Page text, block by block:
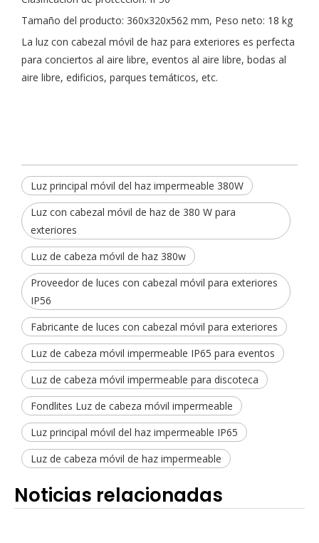
Tamaño del producto: 360x320x562 mm, Peso neto: 18 kg
La luz con cabezal móvil de haz para exteriores es perfecta
para conciertos al aire libre, eventos al aire libre, bodas al
aire libre, edificios, parques temáticos, etc.
Luz principal móvil del haz impermeable 380W
Luz con cabezal móvil de haz de 380 W para
exteriores
Luz de cabeza móvil de haz 380w
Proveedor de luces con cabezal móvil para exteriores
IP56
Fabricante de luces con cabezal móvil para exteriores
Luz de cabeza móvil impermeable IP65 para eventos
Luz de cabeza móvil impermeable para discoteca
Fondlites Luz de cabeza móvil impermeable
Luz principal móvil del haz impermeable IP65
Luz de cabeza móvil de haz impermeable
Noticias relacionadas